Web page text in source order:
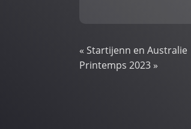
« Startijenn en Australie
Printemps 2023 »